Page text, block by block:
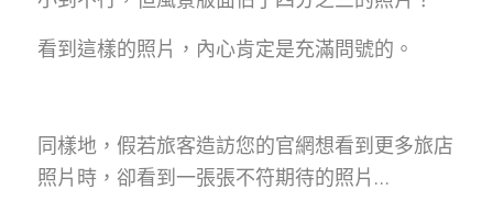
看到這樣的照片，內心肯定是充滿問號的。
同樣地，假若旅客造訪您的官網想看到更多旅店
照片時，卻看到一張張不符期待的照片…